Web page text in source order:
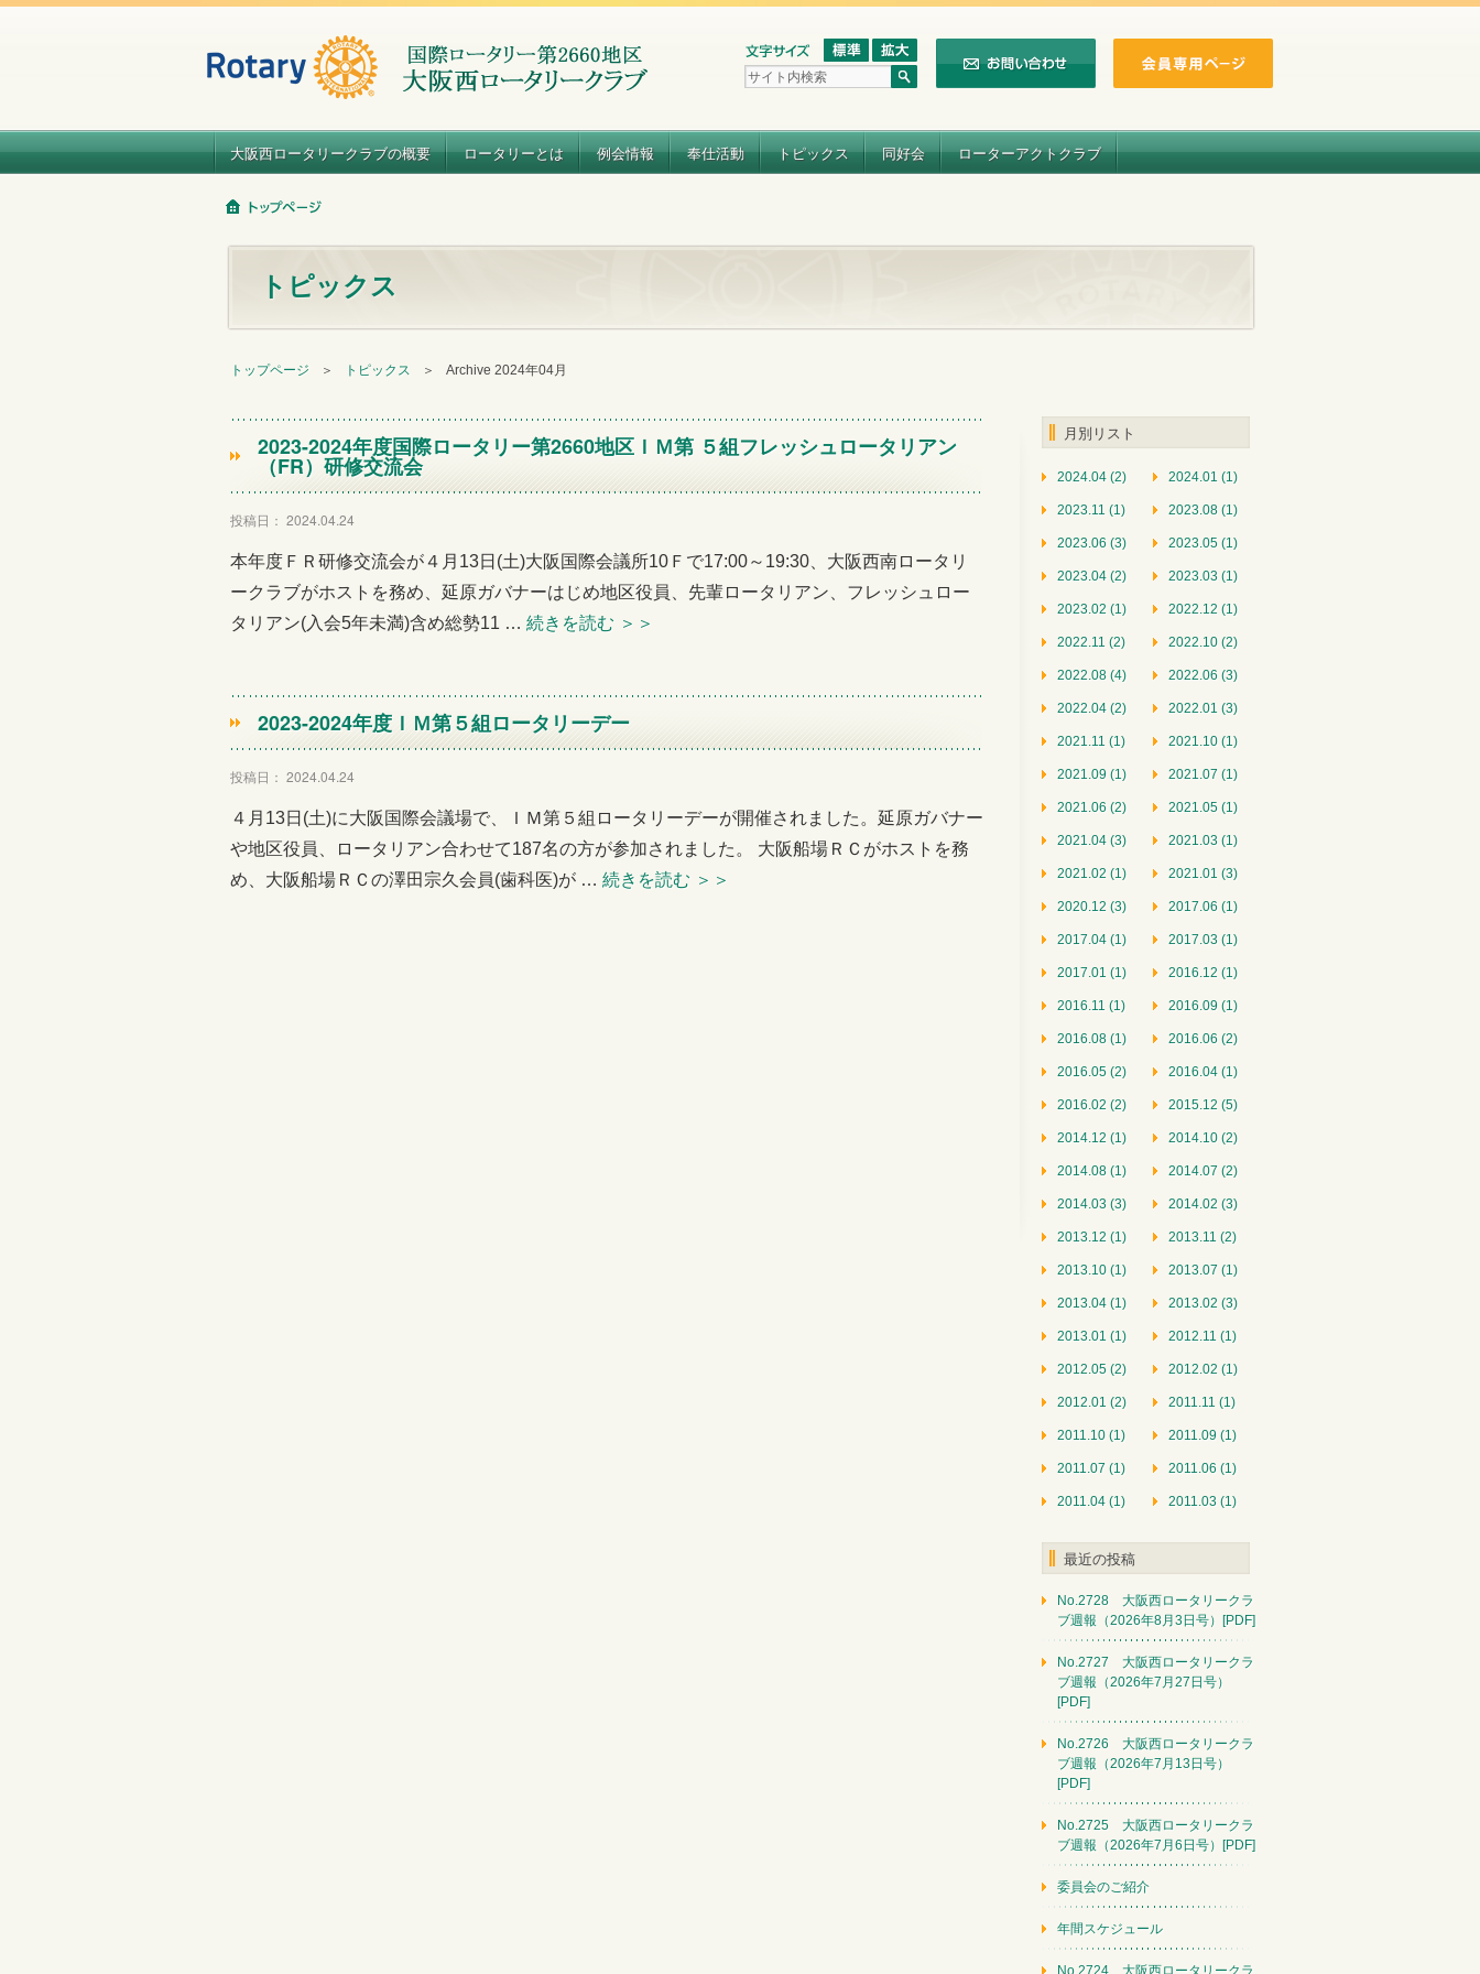
大阪西ロータリークラブの概要 ロータリーとは 例会情報 奉仕活動 トピックス 同好会 ローターアクトクラブ
トピックス
トップページ ＞ トピックス ＞ Archive 2024年04月
2023-2024年度国際ロータリー第2660地区ＩＭ第 ５組フレッシュロータリアン
（FR）研修交流会
投稿日： 2024.04.24
本年度ＦＲ研修交流会が４月13日(土)大阪国際会議所10Ｆで17:00～19:30、大阪西南ロータリ
ークラブがホストを務め、延原ガバナーはじめ地区役員、先輩ロータリアン、フレッシュロー
タリアン(入会5年未満)含め総勢11 … 続きを読む ＞＞
2023-2024年度ＩＭ第５組ロータリーデー
投稿日： 2024.04.24
４月13日(土)に大阪国際会議場で、ＩＭ第５組ロータリーデーが開催されました。延原ガバナー
や地区役員、ロータリアン合わせて187名の方が参加されました。 大阪船場ＲＣがホストを務
め、大阪船場ＲＣの澤田宗久会員(歯科医)が … 続きを読む ＞＞
月別リスト
2024.04 (2) 2024.01 (1)
2023.11 (1) 2023.08 (1)
2023.06 (3) 2023.05 (1)
2023.04 (2) 2023.03 (1)
2023.02 (1) 2022.12 (1)
2022.11 (2) 2022.10 (2)
2022.08 (4) 2022.06 (3)
2022.04 (2) 2022.01 (3)
2021.11 (1) 2021.10 (1)
2021.09 (1) 2021.07 (1)
2021.06 (2) 2021.05 (1)
2021.04 (3) 2021.03 (1)
2021.02 (1) 2021.01 (3)
2020.12 (3) 2017.06 (1)
2017.04 (1) 2017.03 (1)
2017.01 (1) 2016.12 (1)
2016.11 (1) 2016.09 (1)
2016.08 (1) 2016.06 (2)
2016.05 (2) 2016.04 (1)
2016.02 (2) 2015.12 (5)
2014.12 (1) 2014.10 (2)
2014.08 (1) 2014.07 (2)
2014.03 (3) 2014.02 (3)
2013.12 (1) 2013.11 (2)
2013.10 (1) 2013.07 (1)
2013.04 (1) 2013.02 (3)
2013.01 (1) 2012.11 (1)
2012.05 (2) 2012.02 (1)
2012.01 (2) 2011.11 (1)
2011.10 (1) 2011.09 (1)
2011.07 (1) 2011.06 (1)
2011.04 (1) 2011.03 (1)
最近の投稿
No.2728 大阪西ロータリークラ
ブ週報（2026年8月3日号）[PDF]
No.2727 大阪西ロータリークラ
ブ週報（2026年7月27日号）
[PDF]
No.2726 大阪西ロータリークラ
ブ週報（2026年7月13日号）
[PDF]
No.2725 大阪西ロータリークラ
ブ週報（2026年7月6日号）[PDF]
委員会のご紹介
年間スケジュール
No.2724 大阪西ロータリークラ